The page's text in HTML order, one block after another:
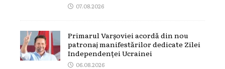
07.08.2026
Primarul Varșoviei acordă din nou
patronaj manifestărilor dedicate Zilei
Independenței Ucrainei
06.08.2026